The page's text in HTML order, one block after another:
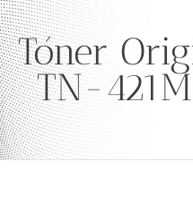
Tóner
TN-